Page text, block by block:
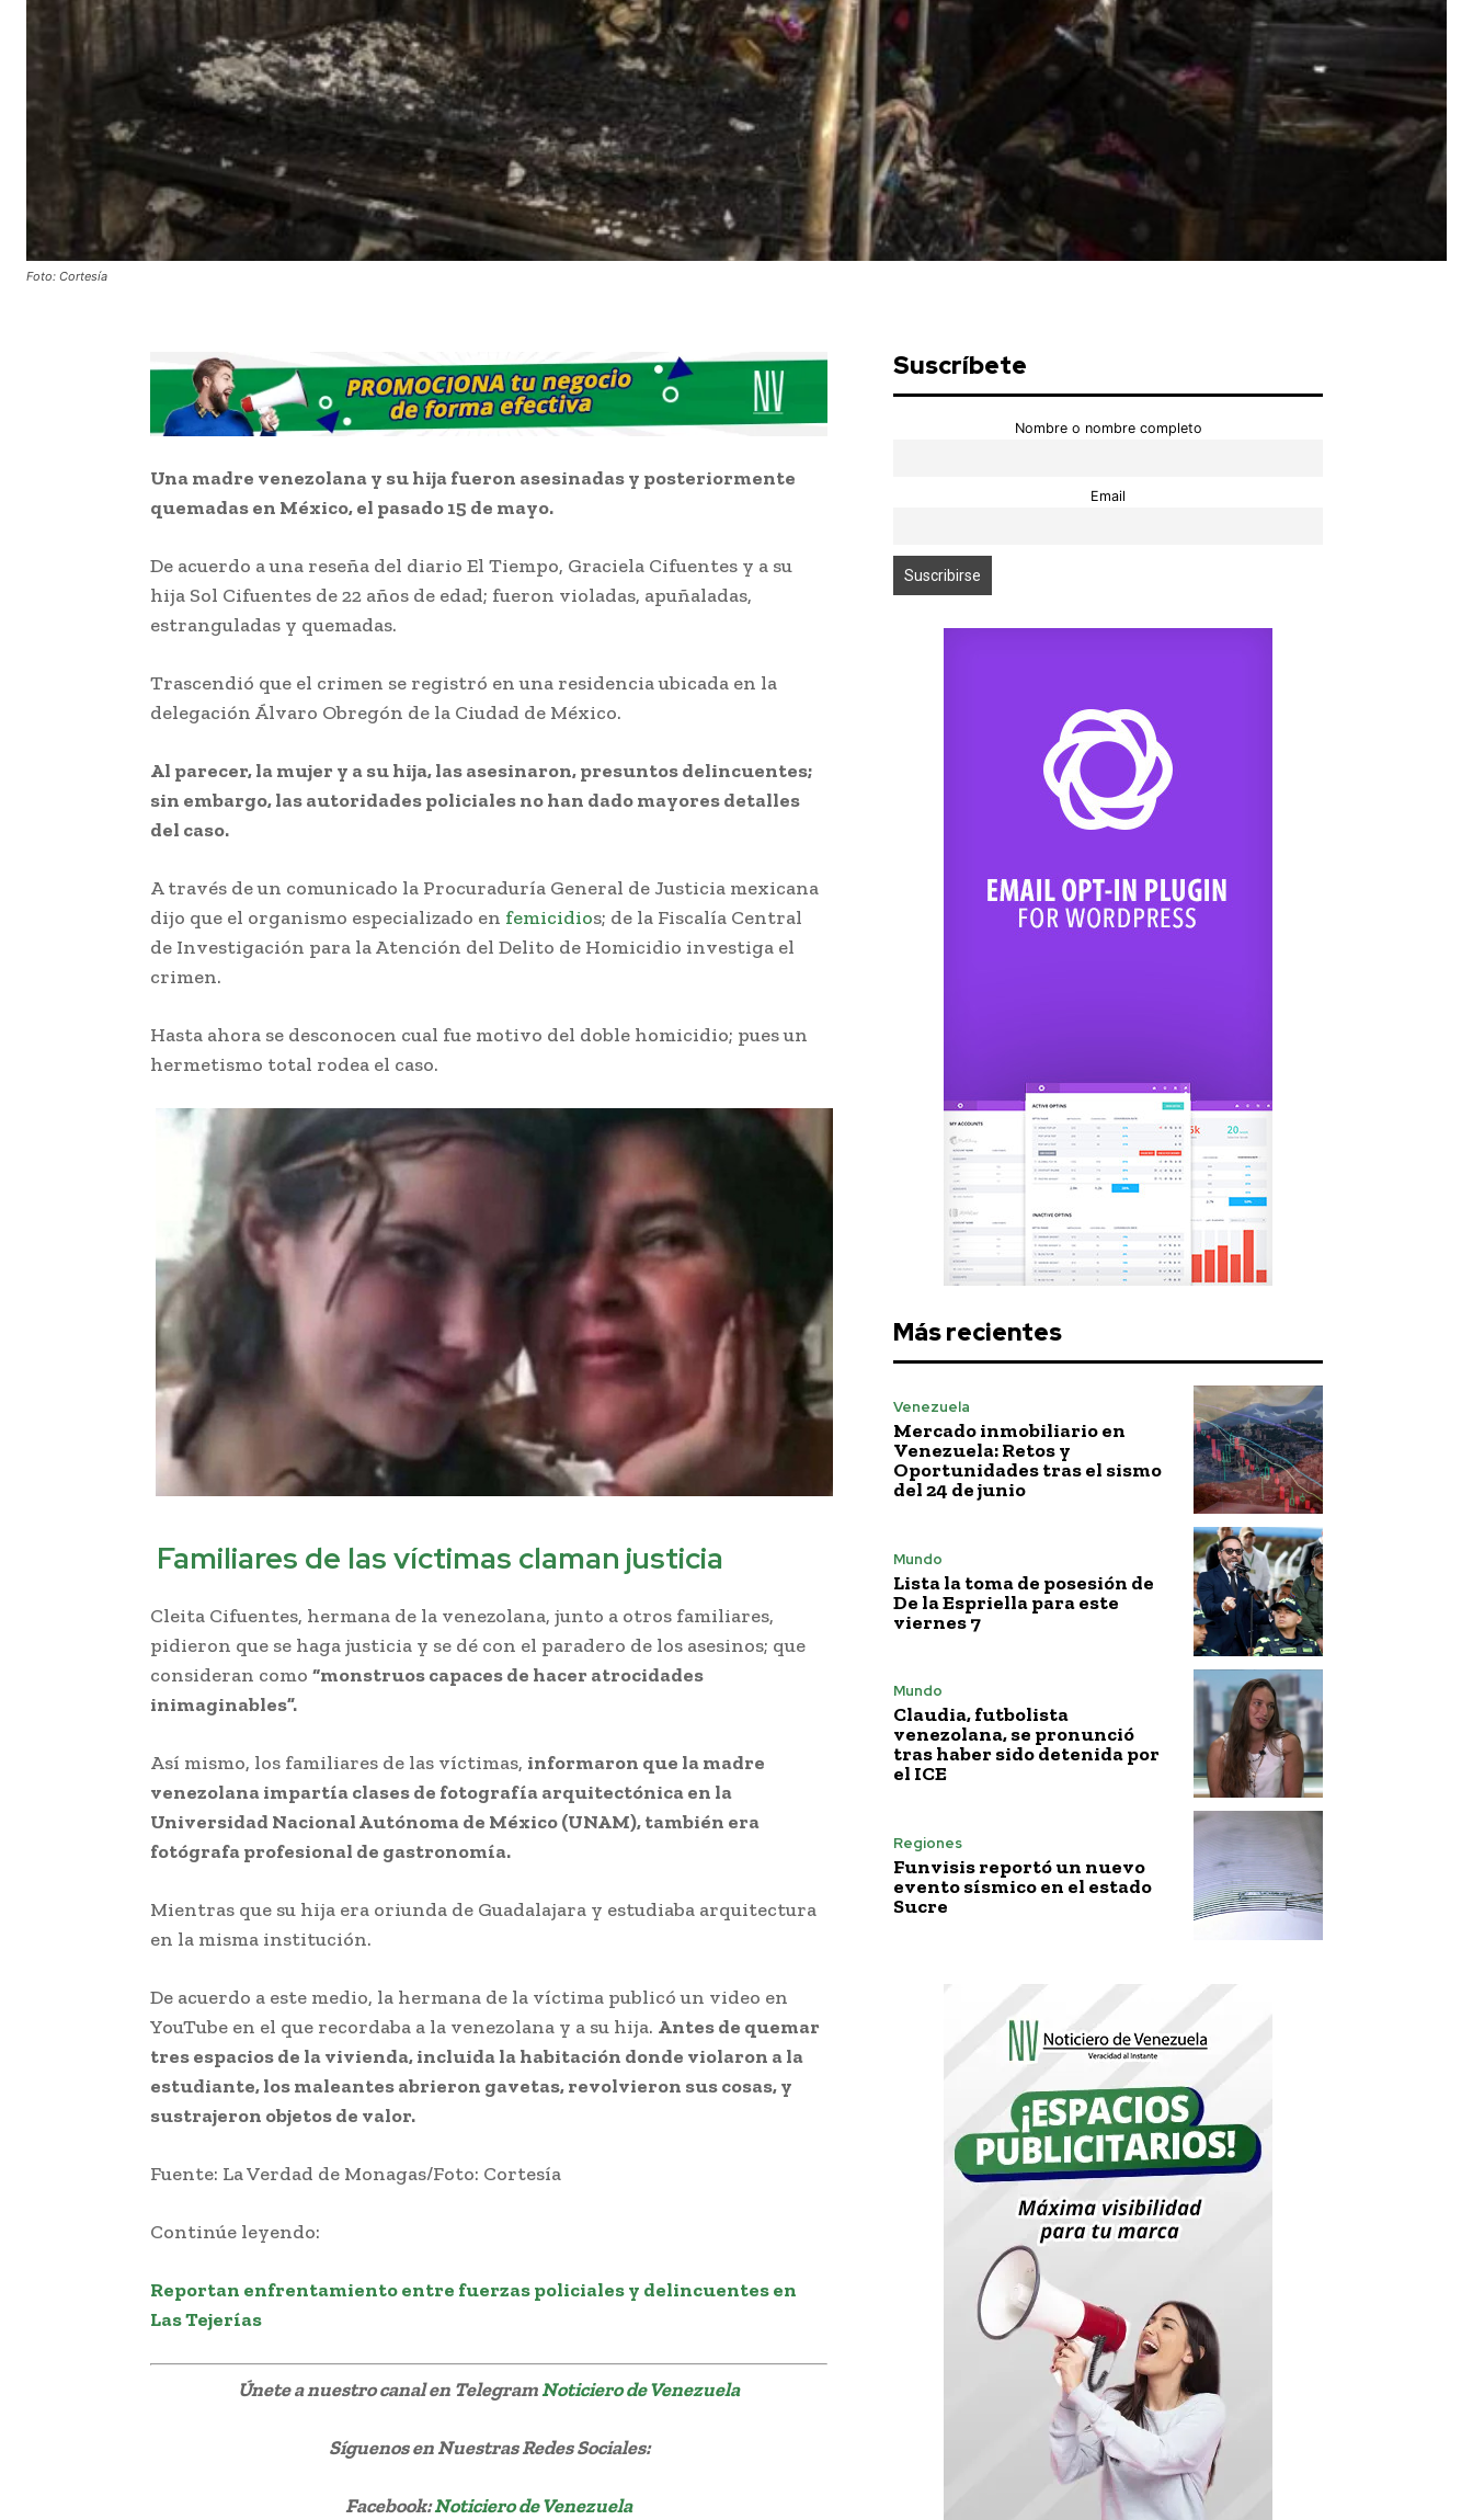
Foto: Cortesía
Una madre venezolana y su hija fueron asesinadas y posteriormente
quemadas en México, el pasado 15 de mayo.
De acuerdo a una reseña del diario El Tiempo, Graciela Cifuentes y a su
hija Sol Cifuentes de 22 años de edad; fueron violadas, apuñaladas,
estranguladas y quemadas.
Trascendió que el crimen se registró en una residencia ubicada en la
delegación Álvaro Obregón de la Ciudad de México.
Al parecer, la mujer y a su hija, las asesinaron, presuntos delincuentes;
sin embargo, las autoridades policiales no han dado mayores detalles
del caso.
A través de un comunicado la Procuraduría General de Justicia mexicana
dijo que el organismo especializado en femicidios; de la Fiscalía Central
de Investigación para la Atención del Delito de Homicidio investiga el
crimen.
Hasta ahora se desconocen cual fue motivo del doble homicidio; pues un
hermetismo total rodea el caso.
Familiares de las víctimas claman justicia
Cleita Cifuentes, hermana de la venezolana, junto a otros familiares,
pidieron que se haga justicia y se dé con el paradero de los asesinos; que
consideran como “monstruos capaces de hacer atrocidades
inimaginables”.
Así mismo, los familiares de las víctimas, informaron que la madre
venezolana impartía clases de fotografía arquitectónica en la
Universidad Nacional Autónoma de México (UNAM), también era
fotógrafa profesional de gastronomía.
Mientras que su hija era oriunda de Guadalajara y estudiaba arquitectura
en la misma institución.
De acuerdo a este medio, la hermana de la víctima publicó un video en
YouTube en el que recordaba a la venezolana y a su hija. Antes de quemar
tres espacios de la vivienda, incluida la habitación donde violaron a la
estudiante, los maleantes abrieron gavetas, revolvieron sus cosas, y
sustrajeron objetos de valor.
Fuente: La Verdad de Monagas/Foto: Cortesía
Continúe leyendo:
Reportan enfrentamiento entre fuerzas policiales y delincuentes en
Las Tejerías
Únete a nuestro canal en TelegramNoticiero de Venezuela
Síguenosen Nuestras Redes Sociales:
Facebook:Noticiero de Venezuela
Suscríbete
Nombre o nombre completo
Email
Más recientes
Venezuela
Mercado inmobiliario en
Venezuela: Retos y
Oportunidades tras el sismo
del 24 de junio
Mundo
Lista la toma de posesión de
De la Espriella para este
viernes 7
Mundo
Claudia, futbolista
venezolana, se pronunció
tras haber sido detenida por
el ICE
Regiones
Funvisis reportó un nuevo
evento sísmico en el estado
Sucre